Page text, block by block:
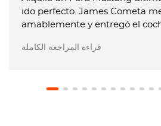
ido perfecto. James Cometa
amablemente y entregó el
dijeron que me tenían que
el cargo. El coche estaba en
قراءة المراجعة الكاملة